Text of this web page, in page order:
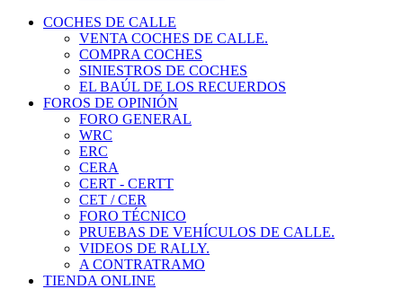
COCHES DE CALLE
VENTA COCHES DE CALLE.
COMPRA COCHES
SINIESTROS DE COCHES
EL BAÚL DE LOS RECUERDOS
FOROS DE OPINIÓN
FORO GENERAL
WRC
ERC
CERA
CERT - CERTT
CET / CER
FORO TÉCNICO
PRUEBAS DE VEHÍCULOS DE CALLE.
VIDEOS DE RALLY.
A CONTRATRAMO
TIENDA ONLINE